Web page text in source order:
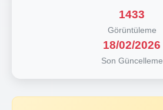
1433
Görüntüleme
18/02/2026
Son Güncelleme